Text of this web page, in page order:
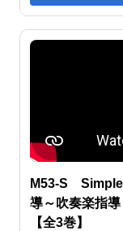
M53-S Simple
導～吹奏楽指
【全3巻】